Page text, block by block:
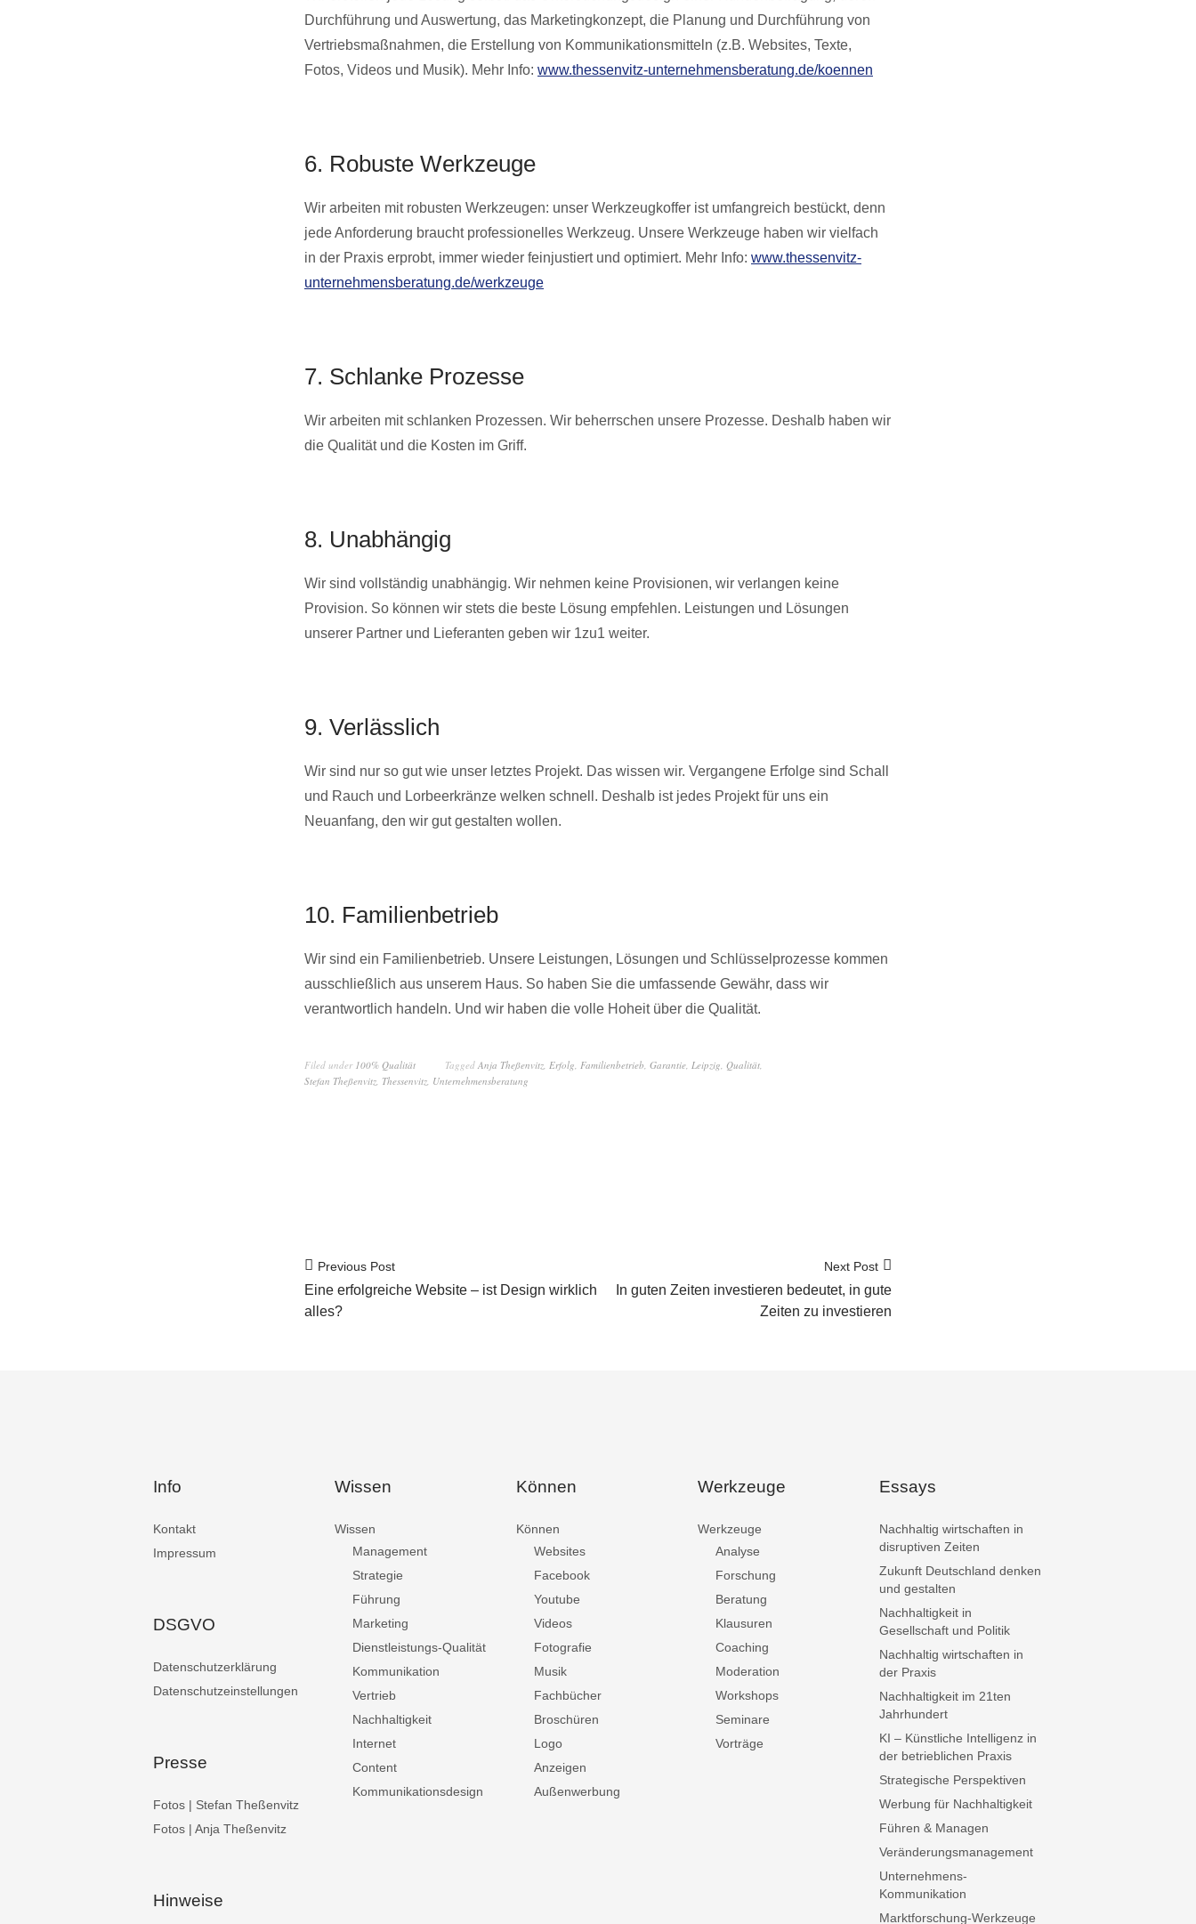
Durchführung und Auswertung, das Marketingkonzept, die Planung und Durchführung von
Vertriebsmaßnahmen, die Erstellung von Kommunikationsmitteln (z.B. Websites, Texte,
Fotos, Videos und Musik). Mehr Info: www.thessenvitz-unternehmensberatung.de/koennen
6. Robuste Werkzeuge
Wir arbeiten mit robusten Werkzeugen: unser Werkzeugkoffer ist umfangreich bestückt, denn
jede Anforderung braucht professionelles Werkzeug. Unsere Werkzeuge haben wir vielfach
in der Praxis erprobt, immer wieder feinjustiert und optimiert. Mehr Info: www.thessenvitz-
unternehmensberatung.de/werkzeuge
7. Schlanke Prozesse
Wir arbeiten mit schlanken Prozessen. Wir beherrschen unsere Prozesse. Deshalb haben wir
die Qualität und die Kosten im Griff.
8. Unabhängig
Wir sind vollständig unabhängig. Wir nehmen keine Provisionen, wir verlangen keine
Provision. So können wir stets die beste Lösung empfehlen. Leistungen und Lösungen
unserer Partner und Lieferanten geben wir 1zu1 weiter.
9. Verlässlich
Wir sind nur so gut wie unser letztes Projekt. Das wissen wir. Vergangene Erfolge sind Schall
und Rauch und Lorbeerkränze welken schnell. Deshalb ist jedes Projekt für uns ein
Neuanfang, den wir gut gestalten wollen.
10. Familienbetrieb
Wir sind ein Familienbetrieb. Unsere Leistungen, Lösungen und Schlüsselprozesse kommen
ausschließlich aus unserem Haus. So haben Sie die umfassende Gewähr, dass wir
verantwortlich handeln. Und wir haben die volle Hoheit über die Qualität.
Filed under 100% Qualität Tagged Anja Theßenvitz, Erfolg, Familienbetrieb, Garantie, Leipzig, Qualität,
Stefan Theßenvitz, Thessenvitz, Unternehmensberatung
Previous Post
Eine erfolgreiche Website – ist Design wirklich
alles?
Next Post
In guten Zeiten investieren bedeutet, in gute
Zeiten zu investieren
Info
Kontakt
Impressum
DSGVO
Datenschutzerklärung
Datenschutzeinstellungen
Presse
Fotos | Stefan Theßenvitz
Fotos | Anja Theßenvitz
Hinweise
Wissen
Wissen
Management
Strategie
Führung
Marketing
Dienstleistungs-Qualität
Kommunikation
Vertrieb
Nachhaltigkeit
Internet
Content
Kommunikationsdesign
Können
Können
Websites
Facebook
Youtube
Videos
Fotografie
Musik
Fachbücher
Broschüren
Logo
Anzeigen
Außenwerbung
Werkzeuge
Werkzeuge
Analyse
Forschung
Beratung
Klausuren
Coaching
Moderation
Workshops
Seminare
Vorträge
Essays
Nachhaltig wirtschaften in
disruptiven Zeiten
Zukunft Deutschland denken
und gestalten
Nachhaltigkeit in
Gesellschaft und Politik
Nachhaltig wirtschaften in
der Praxis
Nachhaltigkeit im 21ten
Jahrhundert
KI – Künstliche Intelligenz in
der betrieblichen Praxis
Strategische Perspektiven
Werbung für Nachhaltigkeit
Führen & Managen
Veränderungsmanagement
Unternehmens-
Kommunikation
Marktforschung-Werkzeuge